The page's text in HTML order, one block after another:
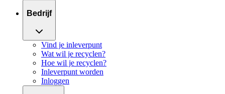
Bedrijf
Vind je inleverpunt
Wat wil je recyclen?
Hoe wil je recyclen?
Inleverpunt worden
Inloggen